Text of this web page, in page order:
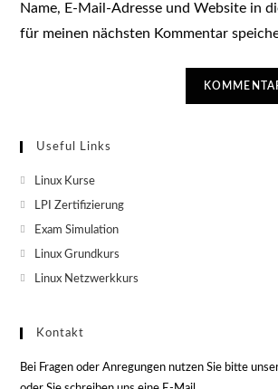
Kommentieren
ein
ein
(optional)
Name, E-Mail-Adresse und Website in
für meinen nächsten Kommentar
Useful Links
Linux Kurse
LPI Zertifizierung
Exam Simulation
Linux Grundkurs
Linux Netzwerkkurs
Kontakt
Bei Fragen oder Anregungen nutzen Sie bitte